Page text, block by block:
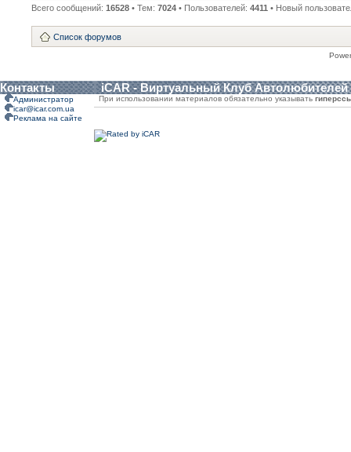
Всего сообщений: 16528 • Тем: 7024 • Пользователей: 4411 • Новый
Список форумов
Контакты iCAR - Виртуальный Клуб Автолюбителей
Администратор
icar@icar.com.ua
Реклама на сайте
При использовании материалов обязательно указывать